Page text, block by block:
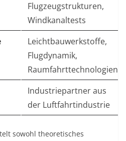
Flugzeugstrukturen,
Windkanaltests
Leichtbauwerkstoffe,
Flugdynamik,
Raumfahrttechnologien
Industriepartner aus
der Luftfahrtindustrie
sowohl theoretisches